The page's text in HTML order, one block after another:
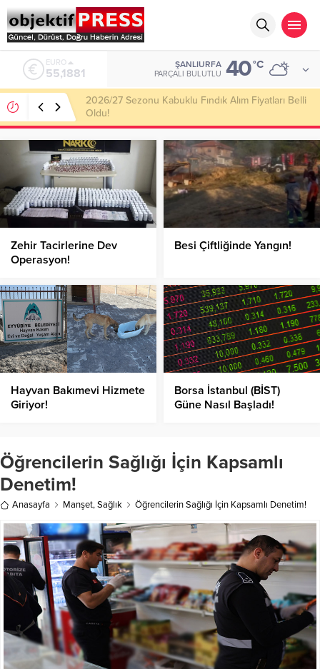
ALTIN
6.660,55
ŞANLIURFA
PARÇALI BULUTLU 40°C
Haliliye Belediyesi Her Gün 4 Bin 898 Kişiye Sıcak
Yemek Ulaştırıyor!
Zehir Tacirlerine Dev
Operasyon!
Besi Çiftliğinde Yangın!
Hayvan Bakımevi Hizmete
Giriyor!
Borsa İstanbul (BİST)
Güne Nasıl Başladı!
Öğrencilerin Sağlığı İçin Kapsamlı
Denetim!
Anasayfa Manşet,Sağlık Öğrencilerin Sağlığı İçin Kapsamlı Denetim!